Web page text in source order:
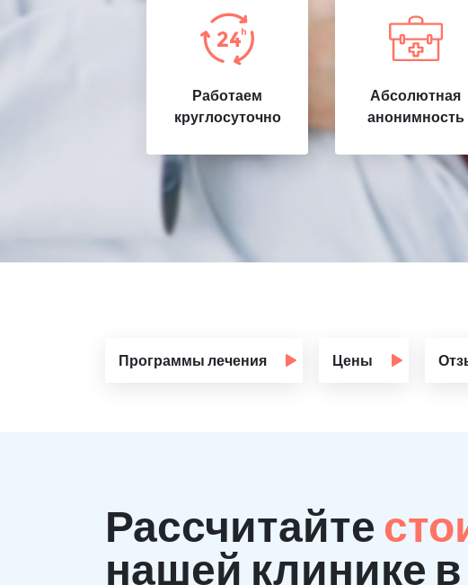
Работаем
круглосуточно
Абсолютная
анонимность
Программы лечения Цены
Рассчитайте
нашей клинике